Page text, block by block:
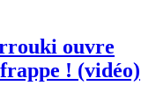
ouvre
! (vidéo)